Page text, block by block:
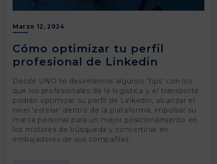
Marzo 12, 2024
Cómo optimizar tu perfil
profesional de Linkedin
Desde UNO te desvelamos algunos ‘tips’ con los
que los profesionales de la logística y el transporte
podrán optimizar su perfil de Linkedin, alcanzar el
nivel ‘estelar’ dentro de la plataforma, impulsar su
marca personal para un mejor posicionamiento en
los motores de búsqueda y convertirse en
embajadores de sus compañías.